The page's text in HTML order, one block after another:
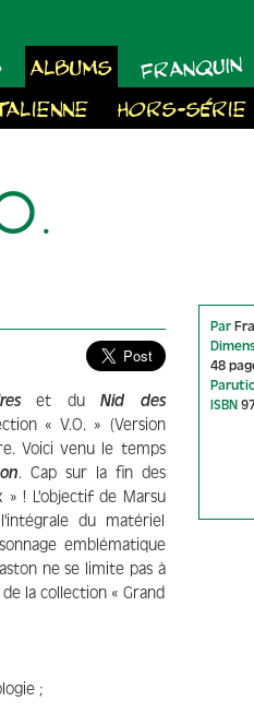
ALBUMS FRANQUIN
HORS-SÉRIE
et duNid des
« V.O. » (Version
Voici venu le temps
. Cap sur la fin des
! L'objectif de Marsu
du matériel
emblématique
ne se limite pas à
la collection « Grand
;
Par
48
ISBN